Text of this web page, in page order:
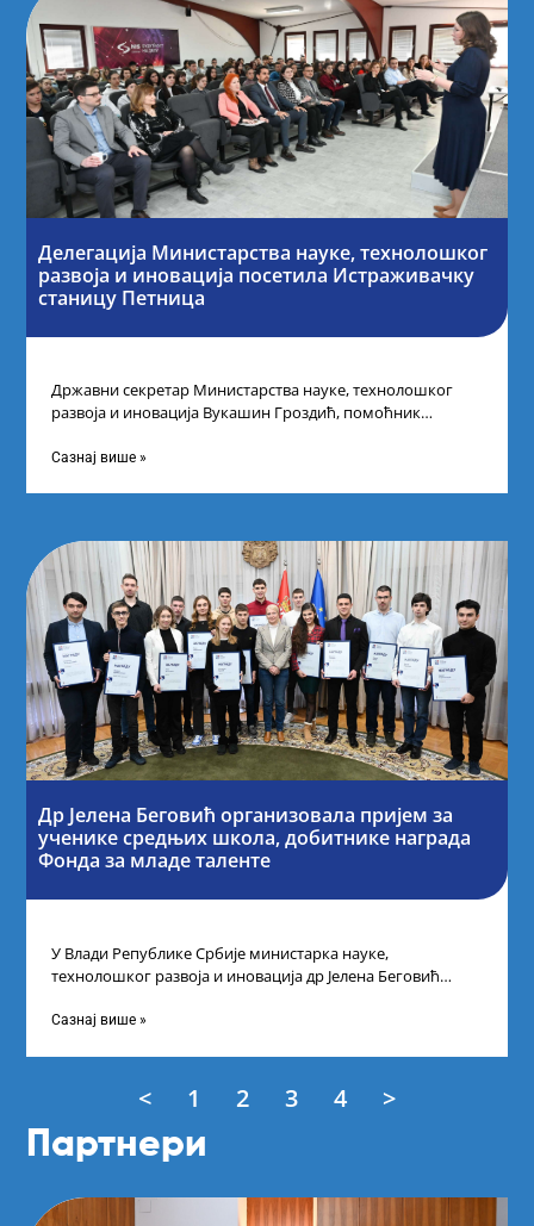
Делегација Министарства науке, технолошког
развоја и иновација посетила Истраживачку
станицу Петница
Државни секретар Министарства науке, технолошког
развоја и иновација Вукашин Гроздић, помоћник
промоцију
Сазнај више »
Др Јелена Беговић организовала пријем за
ученике средњих школа, добитнике награда
Фонда за младе таленте
У Влади Републике Србије министарка науке,
технолошког развоја и иновација др Јелена Беговић
Сазнај више »
< 1 2 3 4 >
Партнери